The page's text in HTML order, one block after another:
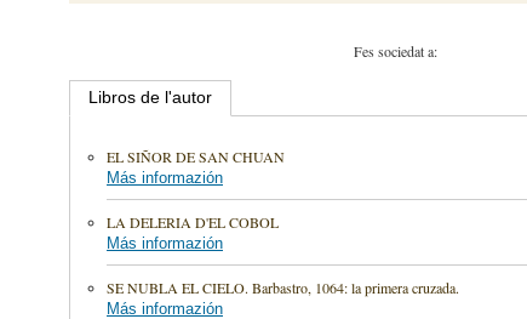
Fes sociedat a:
Libros de l'autor
EL SIÑOR DE SAN CHUAN
Más informazión
LA DELERIA D'EL COBOL
Más informazión
SE NUBLA EL CIELO. Barbastro, 1064: la primera cruzada.
Más informazión